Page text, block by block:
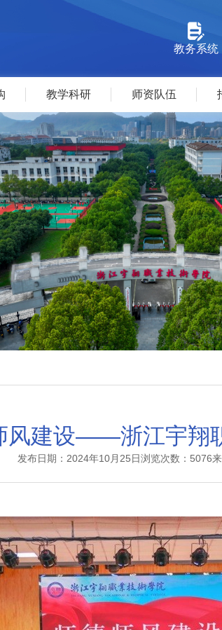
教务系统
教学科研 师资队伍
风建设——浙江宇翔
发布日期：2024年10月25日浏览次数：5076